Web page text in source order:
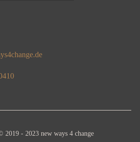
2019 - 2023 new ways 4 change